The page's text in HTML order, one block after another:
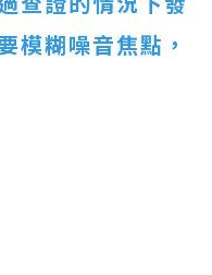
模糊噪音焦點，